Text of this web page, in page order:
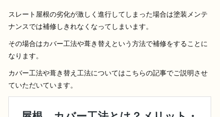
スレート屋根の劣化が激しく進行してしまった場合は塗装メンテ
ナンスでは補修しきれなくなってしまいます。
その場合はカバー工法や葺き替えという方法で補修をすることに
なります。
カバー工法や葺き替え工法についてはこちらの記事でご説明させ
ていただいています。